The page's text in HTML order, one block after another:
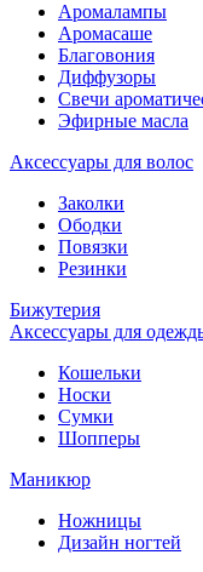
Аромалампы
Аромасаше
Благовония
Диффузоры
Свечи
Эфирные масла
Аксессуары для волос
Заколки
Ободки
Повязки
Резинки
Бижутерия
Аксессуары для
Кошельки
Носки
Сумки
Шопперы
Маникюр
Ножницы
Дизайн ногтей